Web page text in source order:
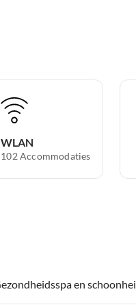
WLAN
102 Accommodaties